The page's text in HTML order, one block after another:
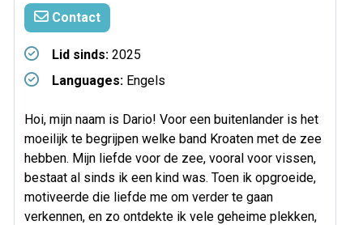
Contact
Lid sinds: 2025
Languages: Engels
Hoi, mijn naam is Dario! Voor een buitenlander is het
moeilijk te begrijpen welke band Kroaten met de zee
hebben. Mijn liefde voor de zee, vooral voor vissen,
bestaat al sinds ik een kind was. Toen ik opgroeide,
motiveerde die liefde me om verder te gaan
verkennen, en zo ontdekte ik vele geheime plekken,